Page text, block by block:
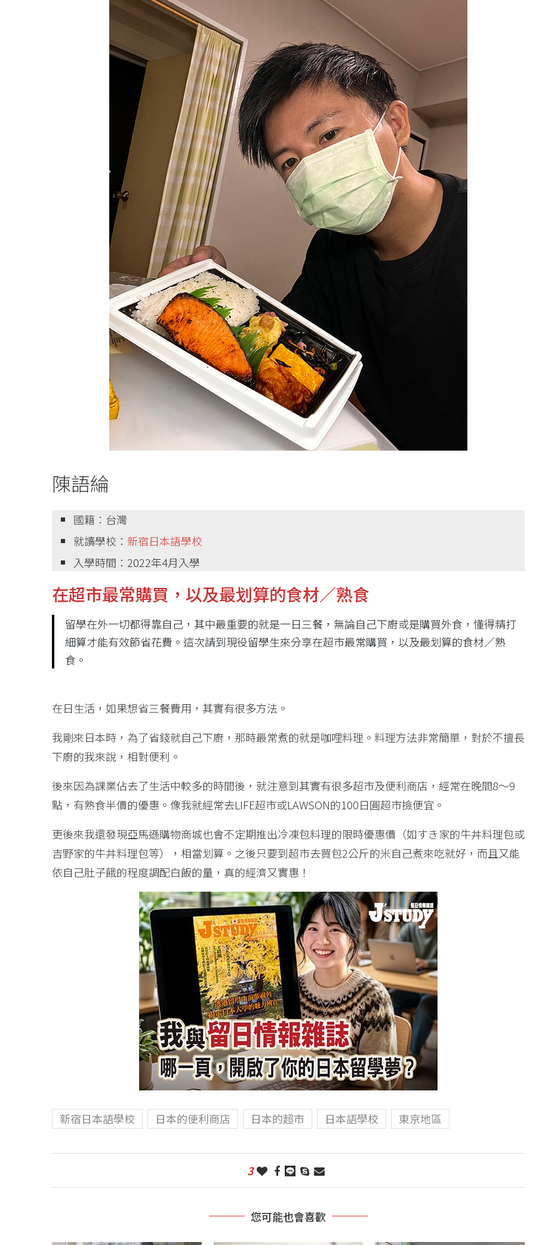
陳語綸
國籍：台灣
就讀學校： 新宿日本語學校
入學時間：2022年4月入學
在超市最常購買，以及最划算的食材／熟食
留學在外一切都得靠自己，其中最重要的就是一日三餐，無論自己下廚或是購買外食，懂得精打
細算才能有效節省花費。這次請到現役留學生來分享在超市最常購買，以及最划算的食材／熟
食。
在日生活，如果想省三餐費用，其實有很多方法。
我剛來日本時，為了省錢就自己下廚，那時最常煮的就是咖哩料理。料理方法非常簡單，對於不擅長
下廚的我來說，相對便利。
後來因為課業佔去了生活中較多的時間後，就注意到其實有很多超市及便利商店，經常在晚間8～9
點，有熟食半價的優惠。像我就經常去LIFE超市或LAWSON的100日圓超市撿便宜。
更後來我還發現亞馬遜購物商城也會不定期推出冷凍包料理的限時優惠價（如すき家的牛丼料理包或
吉野家的牛丼料理包等），相當划算。之後只要到超市去買包2公斤的米自己煮來吃就好，而且又能
依自己肚子餓的程度調配白飯的量，真的經濟又實惠！
新宿日本語學校 日本的便利商店 日本的超市 日本語學校 東京地區
3
您可能也會喜歡